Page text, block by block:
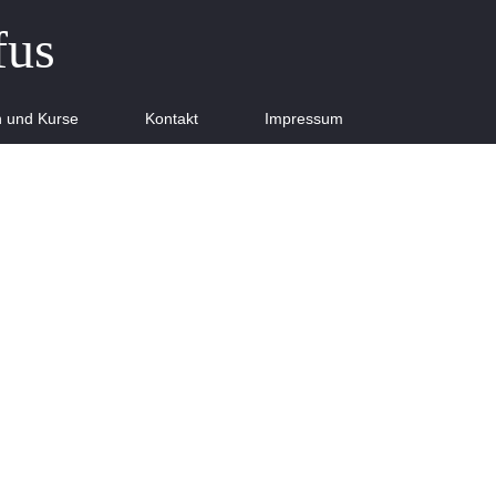
und Kurse Kontakt Impressum